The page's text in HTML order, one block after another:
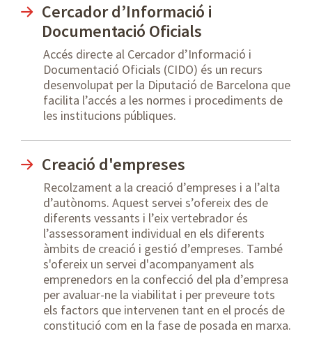
Cercador d’Informació i
Documentació Oficials
Accés directe al Cercador d’Informació i
Documentació Oficials (CIDO) és un recurs
desenvolupat per la Diputació de Barcelona que
facilita l’accés a les normes i procediments de
les institucions públiques.
Creació d'empreses
Recolzament a la creació d’empreses i a l’alta
d’autònoms. Aquest servei s’ofereix des de
diferents vessants i l’eix vertebrador és
l’assessorament individual en els diferents
àmbits de creació i gestió d’empreses. També
s'ofereix un servei d'acompanyament als
emprenedors en la confecció del pla d’empresa
per avaluar-ne la viabilitat i per preveure tots
els factors que intervenen tant en el procés de
constitució com en la fase de posada en marxa.